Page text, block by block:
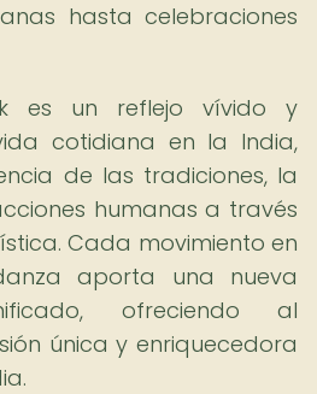
hasta celebraciones
es un reflejo vívido y
cotidiana en la India,
de las tradiciones, la
humanas a través
Cada movimiento en
aporta una nueva
ofreciendo al
única y enriquecedora